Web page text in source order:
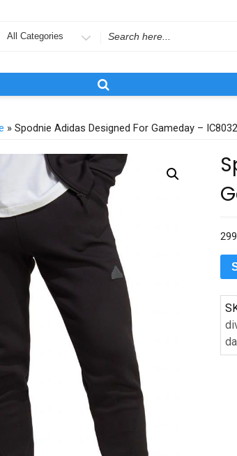
Search
» Spodnie Adidas Designed For Gameday – IC8032